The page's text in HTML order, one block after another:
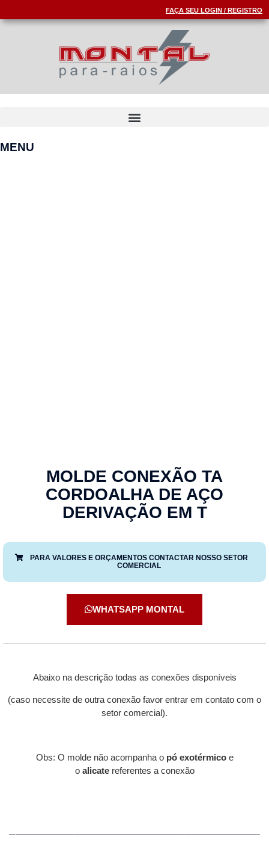
FAÇA SEU LOGIN / REGISTRO
MENU
MOLDE CONEXÃO TA
CORDOALHA DE AÇO
DERIVAÇÃO EM T
PARA VALORES E ORÇAMENTOS CONTACTAR NOSSO SETOR
COMERCIAL
WHATSAPP MONTAL
Abaixo na descrição todas as conexões disponíveis
(caso necessite de outra conexão favor entrar em contato com o
setor comercial).
Obs: O molde não acompanha o pó exotérmicoe
o alicatereferentes a conexão